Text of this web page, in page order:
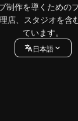
制作を導くための
店、スタジオを含
ています。
日本語